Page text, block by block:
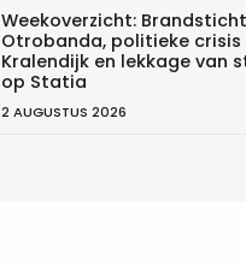
Weekoverzicht:
Otrobanda, politieke crisis
Kralendijk en lekkage van
op Statia
2 AUGUSTUS 2026